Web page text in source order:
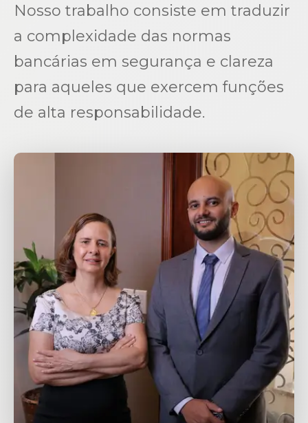
Nosso trabalho consiste em traduzir
a complexidade das normas
bancárias em segurança e clareza
para aqueles que exercem funções
de alta responsabilidade.